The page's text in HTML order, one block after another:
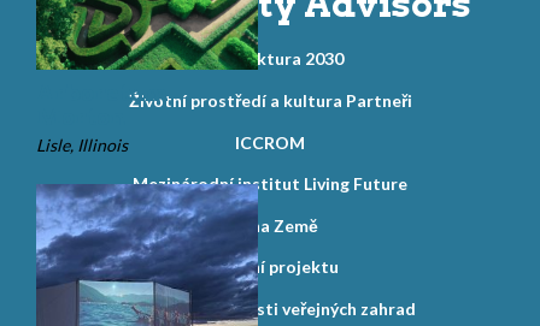
Arboretum
Lisle, Illinois
Architektura 2030
Životní prostředí a kultura Partneři
ICCROM
Mezinárodní institut Living Future
Jedna Země
Čerpání projektu
Index udržitelnosti veřejných zahrad